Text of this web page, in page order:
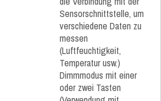
Sensorschnittstelle, um
verschiedene Daten zu
messen
(Luftfeuchtigkeit,
Temperatur usw.)
Dimmmodus mit einer
oder zwei Tasten